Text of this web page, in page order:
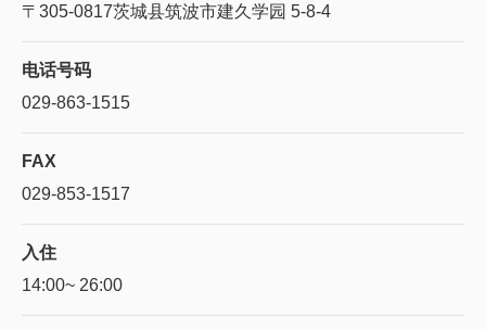
〒305-0817茨城县筑波市建久学园 5-8-4
电话号码
029-863-1515
FAX
029-853-1517
入住
14:00~ 26:00